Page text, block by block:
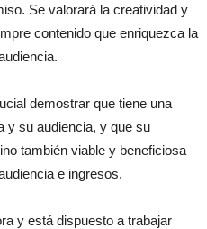
Se valorará la creatividad y
contenido que enriquezca la
demostrar que tiene una
y su audiencia, y que su
también viable y beneficiosa
e ingresos.
y está dispuesto a trabajar